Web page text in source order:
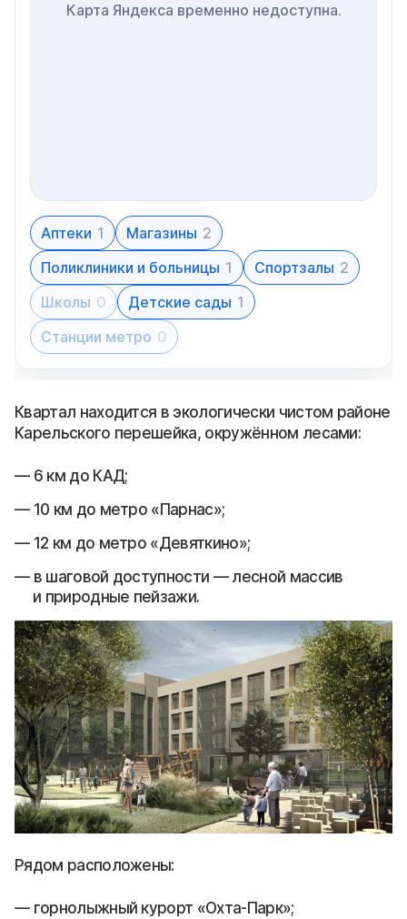
Карта Яндекса временно недоступна.
Аптеки 1 Магазины 2
Поликлиники и больницы 1 Спортзалы 2
Школы 0 Детские сады 1
Станции метро 0
Квартал находится в экологически чистом районе
Карельского перешейка, окружённом лесами:
6 км до КАД;
10 км до метро «Парнас»;
12 км до метро «Девяткино»;
в шаговой доступности — лесной массив
и природные пейзажи.
Рядом расположены:
горнолыжный курорт «Охта-Парк»;